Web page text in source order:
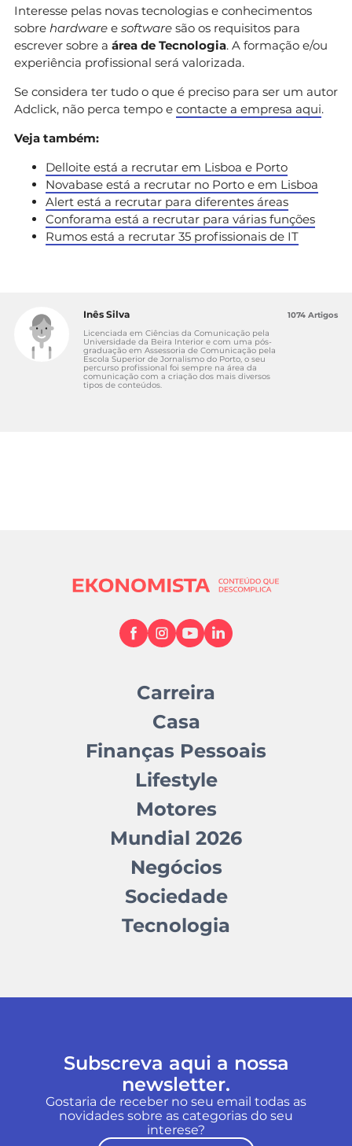
Interesse pelas novas tecnologias e conhecimentos
sobre hardware e software são os requisitos para
escrever sobre a área de Tecnologia. A formação e/ou
experiência profissional será valorizada.
Se considera ter tudo o que é preciso para ser um autor
Adclick, não perca tempo e contacte a empresa aqui.
Veja também:
Delloite está a recrutar em Lisboa e Porto
Novabase está a recrutar no Porto e em Lisboa
Alert está a recrutar para diferentes áreas
Conforama está a recrutar para várias funções
Rumos está a recrutar 35 profissionais de IT
Inês Silva
Licenciada em Ciências da Comunicação pela
Universidade da Beira Interior e com uma pós-
graduação em Assessoria de Comunicação pela
Escola Superior de Jornalismo do Porto, o seu
percurso profissional foi sempre na área da
comunicação com a criação dos mais diversos
tipos de conteúdos.
1074 Artigos
Carreira
Casa
Finanças Pessoais
Lifestyle
Motores
Mundial 2026
Negócios
Sociedade
Tecnologia
Subscreva aqui a nossa
newsletter.
Gostaria de receber no seu email todas as
novidades sobre as categorias do seu
interese?